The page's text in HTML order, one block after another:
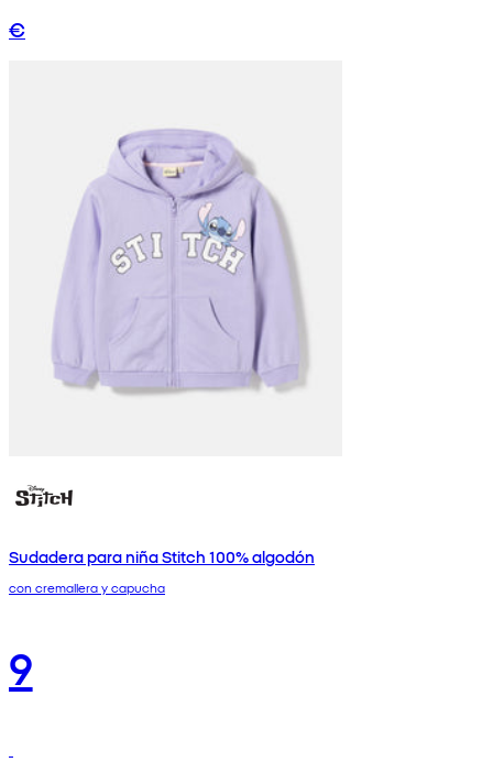
€
Sudadera para niña Stitch 100% algodón
con cremallera y capucha
9